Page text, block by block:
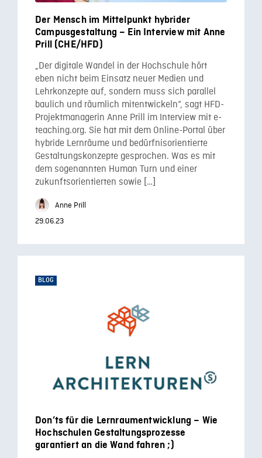
Der Mensch im Mittelpunkt hybrider
Campusgestaltung – Ein Interview mit Anne
Prill (CHE/HFD)
„Der digitale Wandel in der Hochschule hört
eben nicht beim Einsatz neuer Medien und
Lehrkonzepte auf, sondern muss sich parallel
baulich und räumlich mitentwickeln“, sagt HFD-
Projektmanagerin Anne Prill im Interview mit e-
teaching.org. Sie hat mit dem Online-Portal über
hybride Lernräume und bedürfnisorientierte
Gestaltungskonzepte gesprochen. Was es mit
dem sogenannten Human Turn und einer
zukunftsorientierten sowie […]
Anne Prill
29.06.23
BLOG
Don’ts für die Lernraumentwicklung – Wie
Hochschulen Gestaltungsprozesse
garantiert an die Wand fahren ;)